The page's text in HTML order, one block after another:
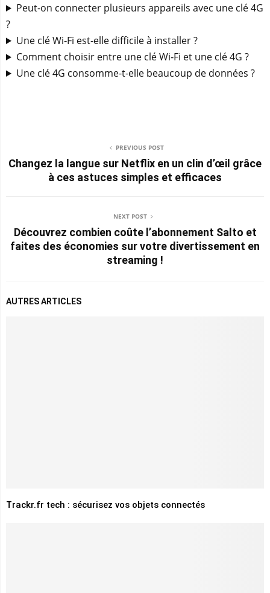
Peut-on connecter plusieurs appareils avec une clé 4G
?
Une clé Wi‑Fi est-elle difficile à installer ?
Comment choisir entre une clé Wi‑Fi et une clé 4G ?
Une clé 4G consomme-t-elle beaucoup de données ?
PREVIOUS POST
Changez la langue sur Netflix en un clin d’œil grâce
à ces astuces simples et efficaces
NEXT POST
Découvrez combien coûte l’abonnement Salto et
faites des économies sur votre divertissement en
streaming !
AUTRES ARTICLES
Trackr.fr tech : sécurisez vos objets connectés